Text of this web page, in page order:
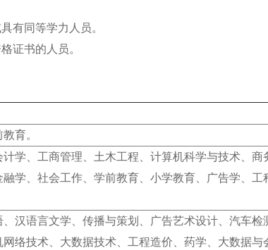
有同等学力人员。
证书的人员。
育。
学、工商管理、土木工程、计算机科学与技术、商
学、社会工作、学前教育、小学教育、广告学、工
汉语言文学、传播与策划、广告艺术设计、汽车检
络技术、大数据技术、工程造价、药学、大数据与